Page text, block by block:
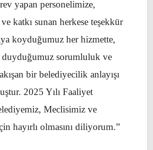
yapan personelimize,
ve katkı sunan herkese teşekkür
koyduğumuz her hizmette,
duyduğumuz sorumluluk ve
bir belediyecilik anlayışı
2025 Yılı Faaliyet
Meclisimiz ve
hayırlı olmasını diliyorum.”